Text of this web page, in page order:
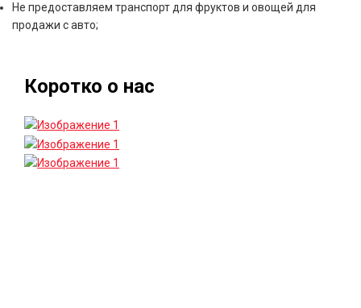
Не предоставляем транспорт для фруктов и овощей для
продажи с авто;
Коротко о нас